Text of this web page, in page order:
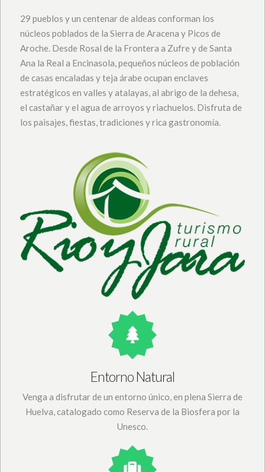
29 pueblos y un centenar de aldeas conforman los
núcleos poblados de la Sierra de Aracena y Picos de
Aroche. Desde Rosal de la Frontera a Zufre y de Santa
Ana la Real a Encinasola, pequeños núcleos de población
de casas encaladas y teja árabe ocupan enclaves
estratégicos en valles y atalayas, al abrigo de la dehesa,
el castañar y el agua de arroyos y riachuelos. Disfruta de
los paisajes, fiestas, tradiciones y rica gastronomía.
Entorno Natural
Venga a disfrutar de un entorno único, en plena Sierra de
Huelva, catalogado como Reserva de la Biosfera por la
Unesco.